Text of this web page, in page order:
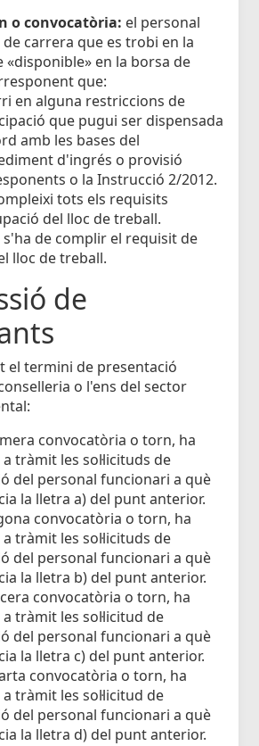
o convocatòria: el personal
carrera que es trobi en la
«disponible» en la borsa de
que:
en alguna restriccions de
que pugui ser dispensada
amb les bases del
d'ingrés o provisió
o la Instrucció 2/2012.
tots els requisits
del lloc de treball.
s'ha de complir el requisit de
lloc de treball.
de
el termini de presentació
o l'ens del sector
convocatòria o torn, ha
tràmit les sol·licituds de
del personal funcionari a què
la lletra a) del punt anterior.
convocatòria o torn, ha
tràmit les sol·licituds de
del personal funcionari a què
la lletra b) del punt anterior.
convocatòria o torn, ha
tràmit les sol·licitud de
del personal funcionari a què
la lletra c) del punt anterior.
convocatòria o torn, ha
tràmit les sol·licitud de
del personal funcionari a què
la lletra d) del punt anterior.